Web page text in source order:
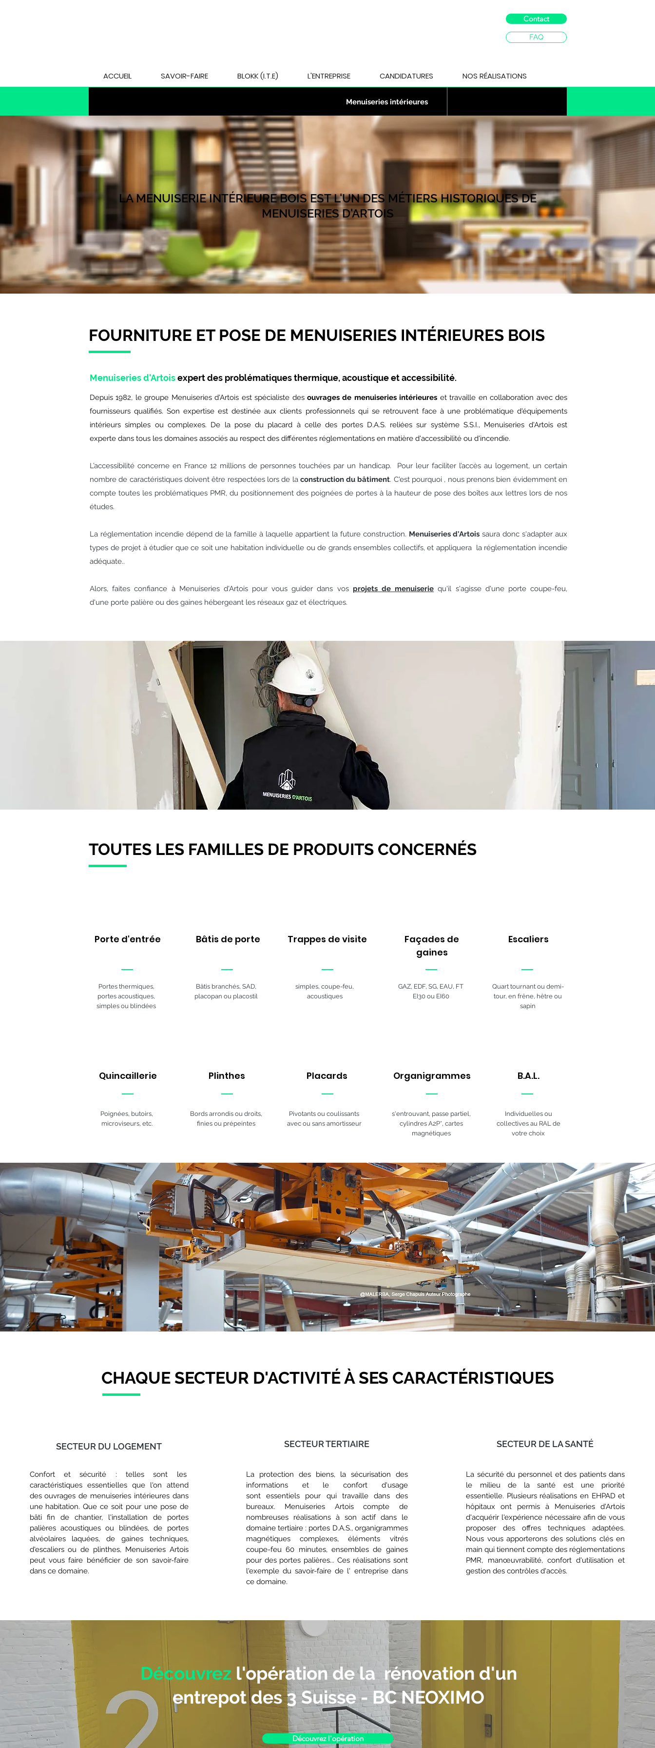
Contact
FAQ
ACCUEIL SAVOIR-FAIRE BLOKK (I.T.E) L'ENTREPRISE CANDIDATURES NOS RÉALISATIONS
Menuiseries intérieures
LA MENUISERIE INTÉRIEURE BOIS EST L'UN DES MÉTIERS HISTORIQUES DE
MENUISERIES D'ARTOIS
FOURNITURE ET POSE DE MENUISERIES INTÉRIEURES BOIS
Menuiseries d'Artoisexpert des problématiques thermique, acoustique et accessibilité.
Depuis 1982, le groupe Menuiseries d'Artois est spécialiste des ouvrages de menuiseries intérieures et travaille en collaboration avec des
fournisseurs qualifiés. Son expertise est destinée aux clients professionnels qui se retrouvent face à une problématique d'équipements
intérieurs simples ou complexes. De la pose du placard à celle des portes D.A.S. reliées sur système S.S.I., Menuiseries d'Artois est
experte dans tous les domaines associés au respect des différentes réglementations en matière d'accessibilité ou d'incendie.
L’accessibilité concerne en France 12 millions de personnes touchées par un handicap. Pour leur faciliter l’accès au logement, un certain
nombre de caractéristiques doivent être respectées lors de la construction du bâtiment. C'est pourquoi , nous prenons bien évidemment en
compte toutes les problématiques PMR, du positionnement des poignées de portes à la hauteur de pose des boîtes aux lettres lors de nos
études.
La réglementation incendie dépend de la famille à laquelle appartient la future construction. Menuiseries d'Artois saura donc s'adapter aux
types de projet à étudier que ce soit une habitation individuelle ou de grands ensembles collectifs, et appliquera la réglementation incendie
adéquate..
Alors, faites confiance à Menuiseries d'Artois pour vous guider dans vos projets de menuiserie qu'il s'agisse d'une porte coupe-feu,
d'une porte palière ou des gaines hébergeant les réseaux gaz et électriques.
TOUTES LES FAMILLES DE PRODUITS CONCERNÉS
Porte d'entrée
Portes thermiques,
portes acoustiques,
simples ou blindées
Quincaillerie
Poignées, butoirs,
microviseurs, etc.
Bâtis de porte
Bâtis branchés, SAD,
placopan ou placostil
Plinthes
Bords arrondis ou droits,
finies ou prépeintes
Trappes de visite
simples, coupe-feu,
acoustiques
Placards
Pivotants ou coulissants
avec ou sans amortisseur
Façades de
gaines
GAZ, EDF, SG, EAU, FT
EI30 ou EI60
Organigrammes
s'entrouvant, passe partiel,
cylindres A2P*, cartes
magnétiques
Escaliers
Quart tournant ou demi-
tour, en frêne, hêtre ou
sapin
B.A.L.
Individuelles ou
collectives au RAL de
votre choix
CHAQUE SECTEUR D'ACTIVITÉ À SES CARACTÉRISTIQUES
SECTEUR DU LOGEMENT
Confort et sécurité : telles sont les
caractéristiques essentielles que l'on attend
des ouvrages de menuiseries intérieures dans
une habitation. Que ce soit pour une pose de
bâti fin de chantier, l'installation de portes
palières acoustiques ou blindées, de portes
alvéolaires laquées, de gaines techniques,
d'escaliers ou de plinthes, Menuiseries Artois
peut vous faire bénéficier de son savoir-faire
dans ce domaine.
SECTEUR TERTIAIRE
La protection des biens, la sécurisation des
informations et le confort d'usage
sontessentiels pour qui travaille dans des
bureaux. Menuiseries Artois compte de
nombreuses réalisations à son actif dans le
domaine tertiaire : portes D.A.S., organigrammes
magnétiques complexes, éléments vitrés
coupe-feu 60 minutes, ensembles de gaines
pour des portes palières... Ces réalisations sont
l'exemple du savoir-faire de l' entreprise dans
ce domaine.
SECTEUR DE LA SANTÉ
La sécurité du personnel et des patients dans
le milieu de la santé est une priorité
essentielle. Plusieurs réalisations en EHPAD et
hôpitaux ont permis à Menuiseries d'Artois
d'acquérir l'expérience nécessaire afin de vous
proposer des offres techniques adaptées.
Nous vous apporterons des solutions clés en
main qui tiennent compte des réglementations
PMR, manœuvrabilité, confort d'utilisation et
gestion des contrôles d'accès.
Découvrezl'opération de la rénovation d'un
entrepot des3 Suisse - BC NEOXIMO
Découvrez l'opération